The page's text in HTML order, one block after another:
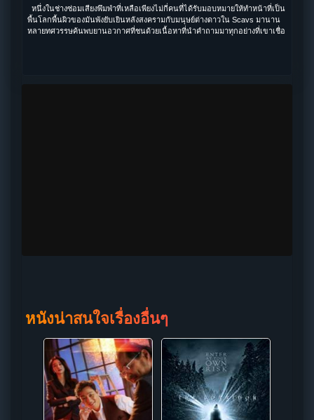
หนึ่งในช่างซ่อมเสียงพึมพำที่เหลือเพียงไม่กี่คนที่ได้รับมอบหมายให้ทำหน้าที่เป็น
พื้นโลกพื้นผิวของมันพังยับเยินหลังสงครามกับมนุษย์ต่างดาวใน Scavs มานาน
หลายทศวรรษค้นพบยานอวกาศที่ชนด้วยเนื้อหาที่นำคำถามมาทุกอย่างที่เขาเชื่อ
หนังน่าสนใจเรื่องอื่นๆ